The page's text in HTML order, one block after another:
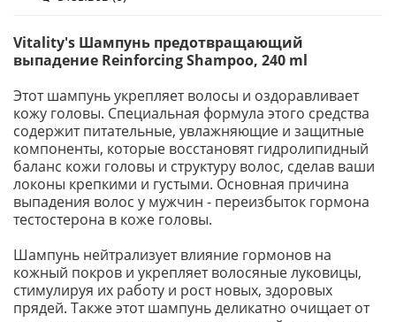
Vitality's Шампунь предотвращающий
выпадение Reinforcing Shampoo, 240 ml
Этот шампунь укрепляет волосы и оздоравливает
кожу головы. Специальная формула этого средства
содержит питательные, увлажняющие и защитные
компоненты, которые восстановят гидролипидный
баланс кожи головы и структуру волос, сделав ваши
локоны крепкими и густыми. Основная причина
выпадения волос у мужчин - переизбыток гормона
тестостерона в коже головы.
Шампунь нейтрализует влияние гормонов на
кожный покров и укрепляет волосяные луковицы,
стимулируя их работу и рост новых, здоровых
прядей. Также этот шампунь деликатно очищает от